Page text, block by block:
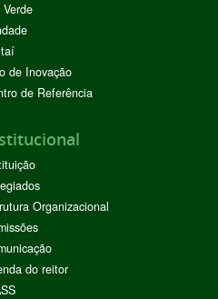
de Inovação
de Referência
Organizacional
do reitor